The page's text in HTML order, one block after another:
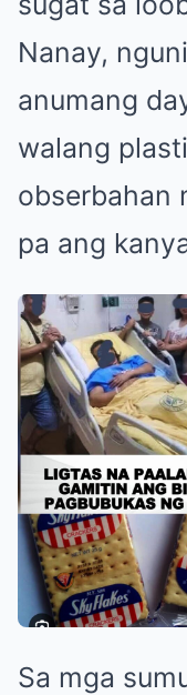
Nanay,
anumang
walang
obserbahan
pa ang
Sa mga